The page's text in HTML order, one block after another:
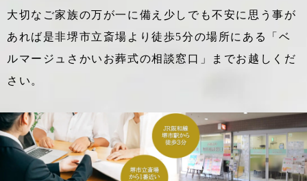
大切なご家族の万が一に備え少しでも不安に思う事が
あれば是非堺市立斎場より徒歩5分の場所にある「ベ
ルマージュさかいお葬式の相談窓口」までお越しくだ
さい。